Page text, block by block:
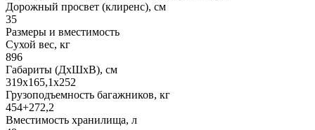
Дорожный просвет (клиренс), см
35
Размеры и вместимость
Сухой вес, кг
896
Габариты (ДхШхВ), см
319x165,1x252
Грузоподъемность багажников, кг
454+272,2
Вместимость хранилища, л